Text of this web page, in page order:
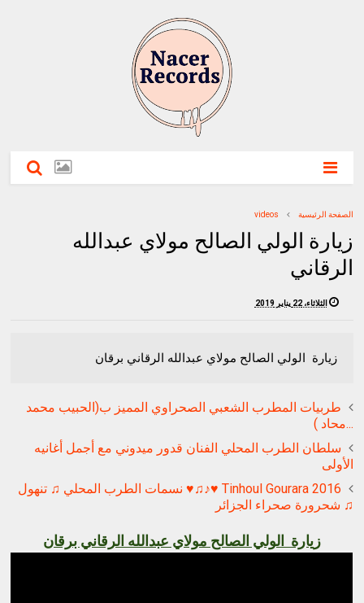
الصفحة الرئيسية videos
زيارة الولي الصالح مولاي عبدالله
الرقاني
الثلاثاء، 22 يناير 2019
زيارة الولي الصالح مولاي عبدالله الرقاني برقان
طربيات المطرب الشعبي الصحراوي المميز ب(الحبيب محمد
...محاد )
سلطان الطرب المحلي الفنان قدور ميدوني مع أجمل أغانيه
الأولى
Tinhoul Gourara 2016 ♥♪♫♥ نسمات الطرب المحلي ♫ تنهول
♫ شحرورة صحراء الجزائر
زيارة الولي الصالح مولاي عبدالله الرقاني برقان